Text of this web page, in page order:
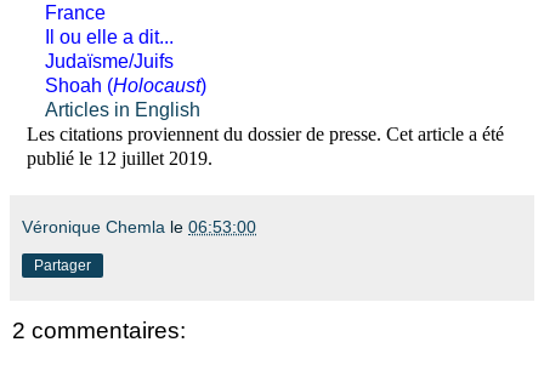
France
Il ou elle a dit...
Judaïsme/Juifs
Shoah (Holocaust)
Articles in English
Les citations proviennent du dossier de presse. Cet article a été
publié le 12 juillet 2019.
Véronique Chemla le 06:53:00
Partager
2 commentaires: